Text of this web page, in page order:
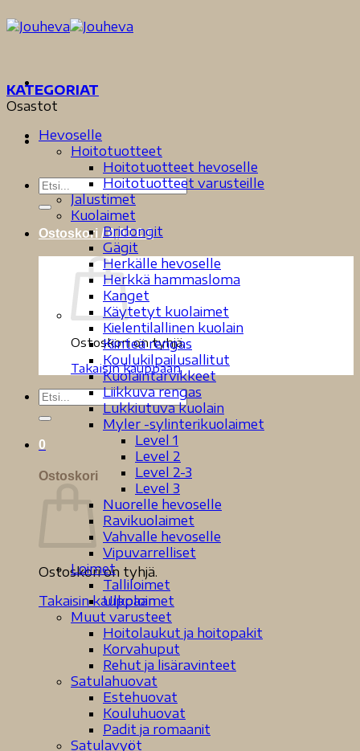
to
Etsi:
Ostoskori /0,00€ 0
Ostoskori on tyhjä.
Takaisin kauppaan
Etsi:
0
Ostoskori
Ostoskori on tyhjä.
Takaisin kauppaan
KATEGORIAT
Osastot
Hevoselle
Hoitotuotteet
Hoitotuotteet hevoselle
Hoitotuotteet varusteille
Jalustimet
Kuolaimet
Bridongit
Gägit
Herkälle hevoselle
Herkkä hammasloma
Kanget
Käytetyt kuolaimet
Kielentilallinen kuolain
Kiinteä rengas
Koulukilpailusallitut
Kuolaintarvikkeet
Liikkuva rengas
Lukkiutuva kuolain
Myler -sylinterikuolaimet
Level 1
Level 2
Level 2-3
Level 3
Nuorelle hevoselle
Ravikuolaimet
Vahvalle hevoselle
Vipuvarrelliset
Loimet
Talliloimet
Ulkoloimet
Muut varusteet
Hoitolaukut ja hoitopakit
Korvahuput
Rehut ja lisäravinteet
Satulahuovat
Estehuovat
Kouluhuovat
Padit ja romaanit
Satulavyöt